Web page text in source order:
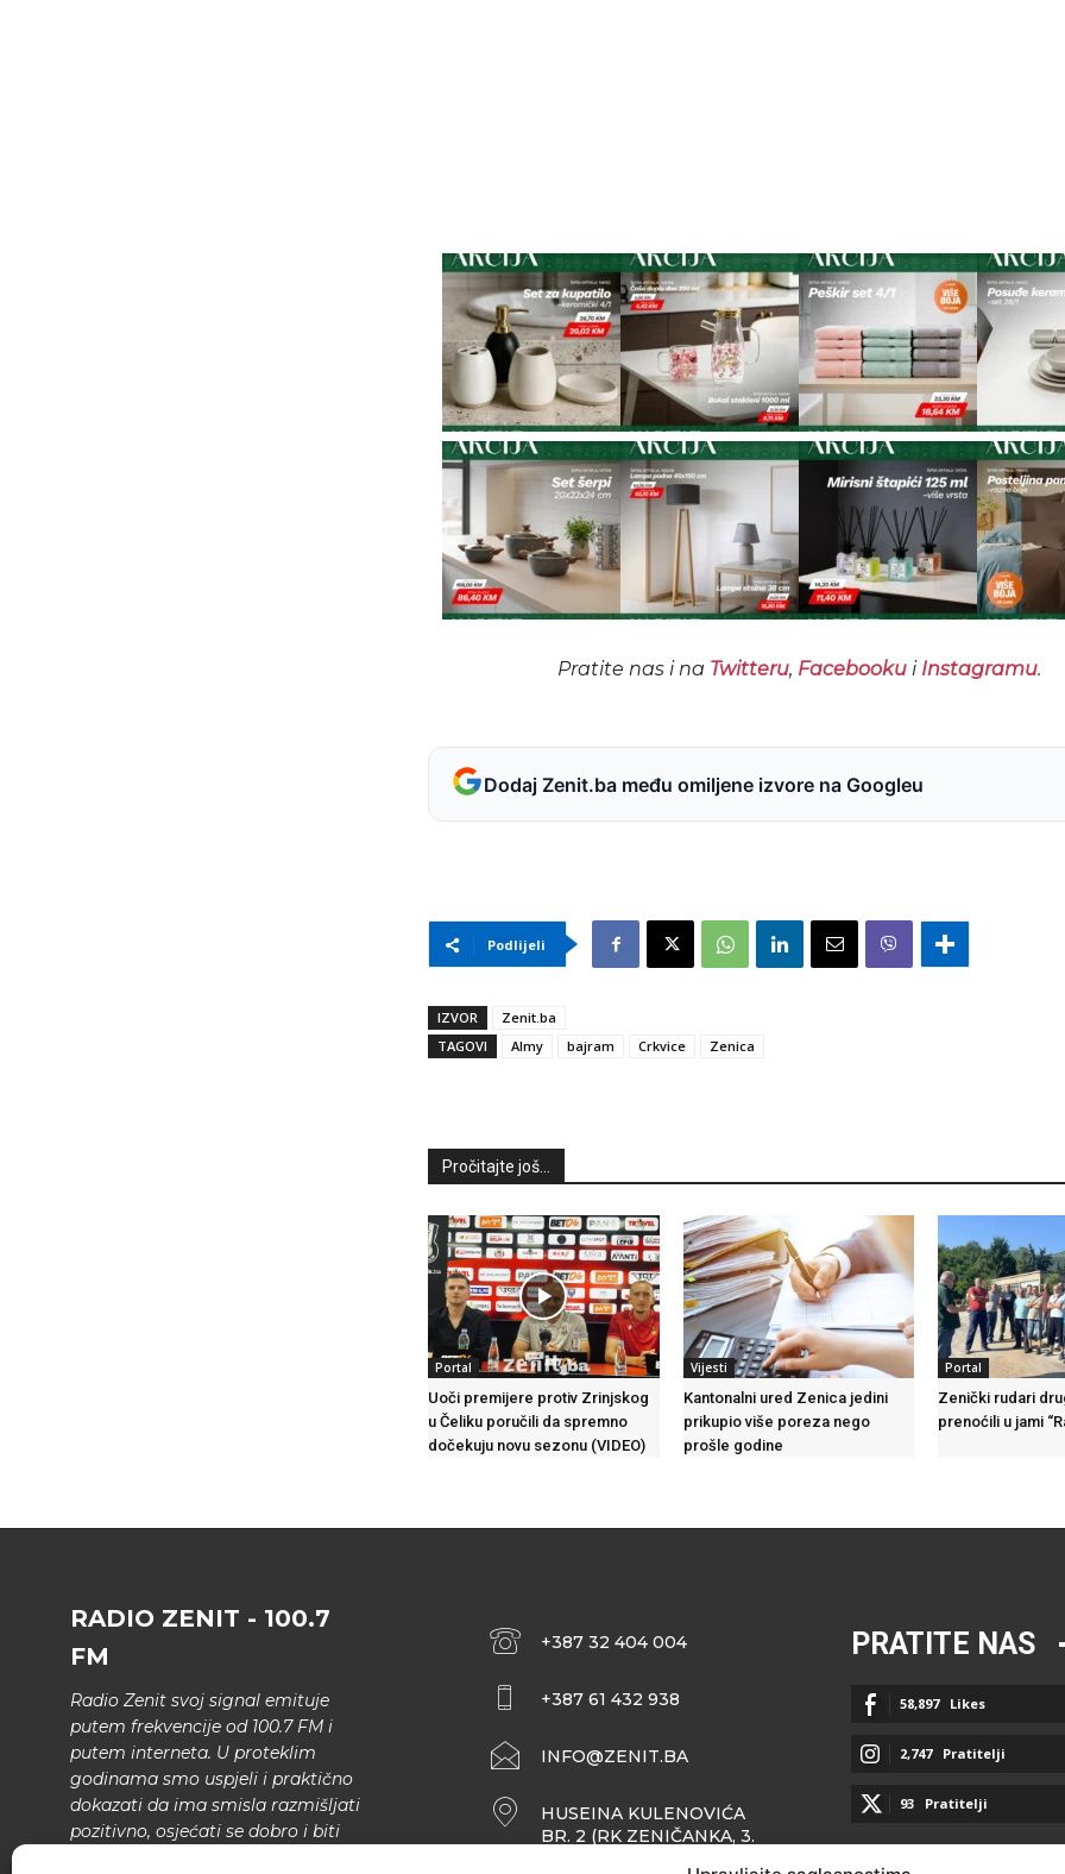
Pratite nas i na Twitteru, Facebookui Instagramu.
Dodaj Zenit.ba među omiljene izvore na Googleu
Podlijeli
IZVOR
Zenit.ba
TAGOVI
Almy bajram Crkvice Zenica
Pročitajte još...
Portal
Uoči premijere protiv Zrinjskog
u Čeliku poručili da spremno
dočekuju novu sezonu (VIDEO)
Vijesti
Kantonalni ured Zenica jedini
prikupio više poreza nego
prošle godine
Portal
Zenički rudari
prenoćili u jami
RADIO ZENIT - 100.7
FM
Radio Zenit svoj signal emituje
putem frekvencije od 100.7 FM i
putem interneta. U proteklim
godinama smo uspjeli i praktično
dokazati da ima smisla razmišljati
pozitivno, osjećati se dobro i biti
+387 32 404 004
+387 61 432 938
INFO@ZENIT.BA
HUSEINA KULENOVIĆA
BR. 2 (RK ZENIČANKA, 3.
PRATITE NAS
58,897 Likes
2,747 Pratitelji
93 Pratitelji